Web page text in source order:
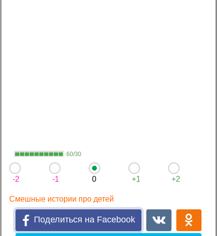
60/30
-2 -1 0 +1 +2
Смешные истории про детей
Поделиться на Facebook